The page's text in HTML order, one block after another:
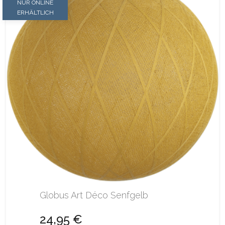
NUR ONLINE
ERHÄLTLICH
Globus Art Déco Senfgelb
24,95 €